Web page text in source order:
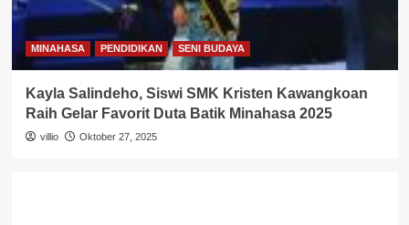
MINAHASA PENDIDIKAN SENI BUDAYA
Kayla Salindeho, Siswi SMK Kristen Kawangkoan
Raih Gelar Favorit Duta Batik Minahasa 2025
villio Oktober 27, 2025